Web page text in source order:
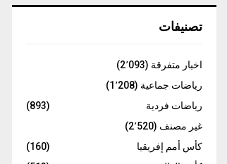
C
تصنيفات
اخبار متفرقة (2٬093)
رياضات جماعية (1٬208)
رياضات فردية
(893)
غير مصنف (2٬520)
كأس أمم إفريقيا
(160)